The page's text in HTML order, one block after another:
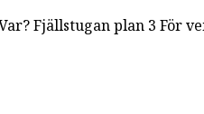
Fjällstugan plan 3